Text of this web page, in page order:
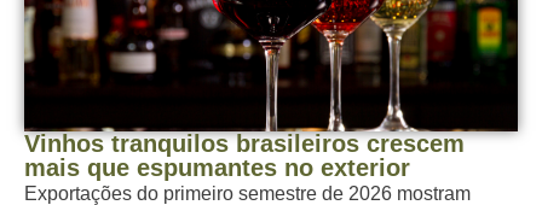
Vinhos tranquilos brasileiros crescem
mais que espumantes no exterior
Exportações do primeiro semestre de 2026 mostram